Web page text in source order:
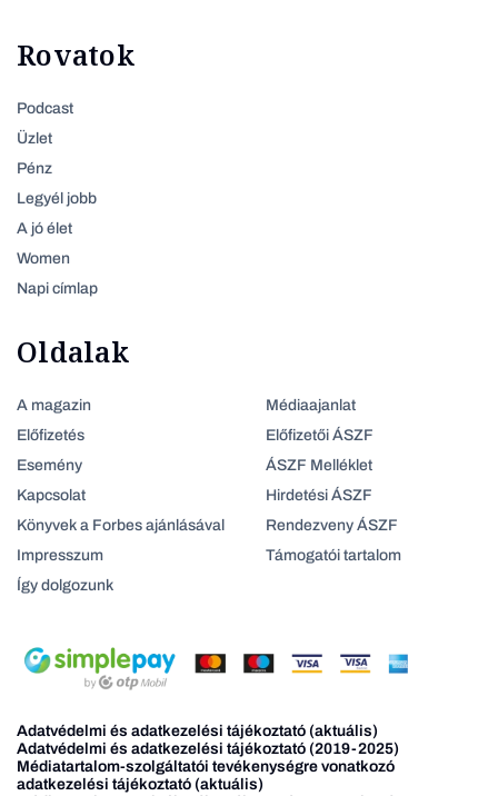
Rovatok
Podcast
Üzlet
Pénz
Legyél jobb
A jó élet
Women
Napi címlap
Oldalak
A magazin
Előfizetés
Esemény
Kapcsolat
Könyvek a Forbes ajánlásával
Impresszum
Így dolgozunk
Médiaajanlat
Előfizetői ÁSZF
ÁSZF Melléklet
Hirdetési ÁSZF
Rendezveny ÁSZF
Támogatói tartalom
Adatvédelmi és adatkezelési tájékoztató (aktuális)
Adatvédelmi és adatkezelési tájékoztató (2019-2025)
Médiatartalom-szolgáltatói tevékenységre vonatkozó
adatkezelési tájékoztató (aktuális)